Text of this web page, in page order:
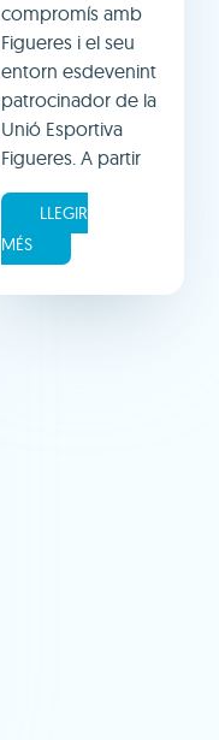
compromís amb
Figueres i el seu
entorn esdevenint
patrocinador de la
Unió Esportiva
Figueres. A partir
LLEGIR
MÉS